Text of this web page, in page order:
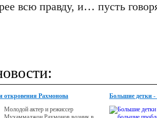
всю правду, и… пусть
откровения Рахмонова
Молодой актер и режиссер
Большие детки